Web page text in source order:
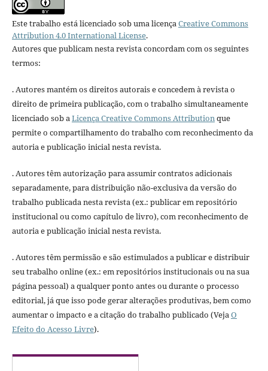
Este trabalho está licenciado sob uma licençaCreative Commons
Attribution 4.0 International License.
Autores que publicam nesta revista concordam com os seguintes
termos:
. Autores mantém os direitos autorais e concedem à revista o
direito de primeira publicação, com o trabalho simultaneamente
licenciado sob aLicença Creative Commons Attributionque
permite o compartilhamento do trabalho com reconhecimento da
autoria e publicação inicial nesta revista.
. Autores têm autorização para assumir contratos adicionais
separadamente, para distribuição não-exclusiva da versão do
trabalho publicada nesta revista (ex.: publicar em repositório
institucional ou como capítulo de livro), com reconhecimento de
autoria e publicação inicial nesta revista.
. Autores têm permissão e são estimulados a publicar e distribuir
seu trabalho online (ex.: em repositórios institucionais ou na sua
página pessoal) a qualquer ponto antes ou durante o processo
editorial, já que isso pode gerar alterações produtivas, bem como
aumentar o impacto e a citação do trabalho publicado (VejaO
Efeito do Acesso Livre).